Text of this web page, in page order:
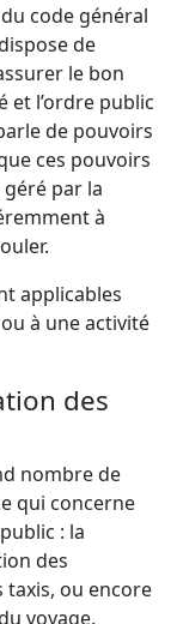
code général
de
le bon
et l’ordre public
de pouvoirs
ces pouvoirs
par la
à
applicables
à une activité
des
nombre de
qui concerne
: la
des
ou encore
voyage.